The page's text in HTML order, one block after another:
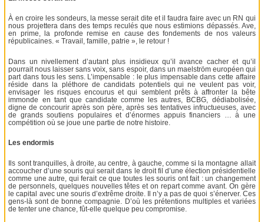
À en croire les sondeurs, la messe serait dite et il faudra faire avec un RN qui
nous projettera dans des temps reculés que nous estimions dépassés. Ave,
en prime, la profonde remise en cause des fondements de nos valeurs
républicaines. « Travail, famille, patrie », le retour !
Dans un nivellement d’autant plus insidieux qu’il avance cacher et qu’il
pourrait nous laisser sans voix, sans espoir, dans un maelström européen qui
part dans tous les sens. L’impensable : le plus impensable dans cette affaire
réside dans la pléthore de candidats potentiels qui ne veulent pas voir,
envisager les risques encourus et qui semblent prêts à affronter la bête
immonde en tant que candidate comme les autres, BCBG, dédiabolisée,
digne de concourir après son père, après ses tentatives infructueuses, avec
de grands soutiens populaires et d’énormes appuis financiers … à une
compétition où se joue une partie de notre histoire.
Les endormis
Ils sont tranquilles, à droite, au centre, à gauche, comme si la montagne allait
accoucher d’une souris qui serait dans le droit fil d’une élection présidentielle
comme une autre, qui ferait ce que toutes les souris ont fait : un changement
de personnels, quelques nouvelles têtes et on repart comme avant. On gère
le capital avec une souris d’extrême droite. Il n’y a pas de quoi s’énerver. Ces
gens-là sont de bonne compagnie. D’où les prétentions multiples et variées
de tenter une chance, fût-elle quelque peu compromise.